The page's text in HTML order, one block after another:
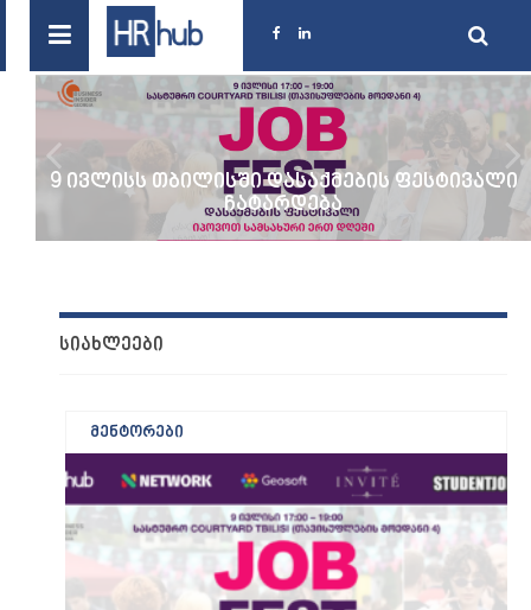
9 ივლისს თბილისში დასაქმების ფესტივალი
ჩატარდება
ᲡᲘᲐᲮᲚᲔᲔᲑᲘ
მენტორები